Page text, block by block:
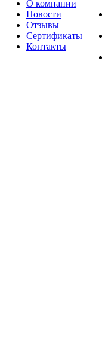
О компании
Новости
Отзывы
Сертификаты
Контакты